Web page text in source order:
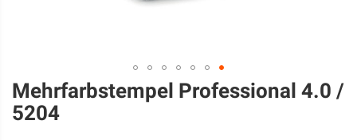
Zum
Anfang
der
Mehrfarbstempel Professional 4.0 /
5204